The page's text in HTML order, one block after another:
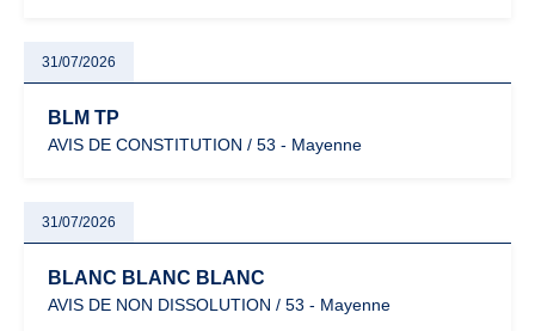
31/07/2026
BLM TP
AVIS DE CONSTITUTION / 53 - Mayenne
31/07/2026
BLANC BLANC BLANC
AVIS DE NON DISSOLUTION / 53 - Mayenne